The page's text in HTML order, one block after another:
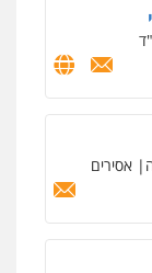
מעצרים
מע"מ